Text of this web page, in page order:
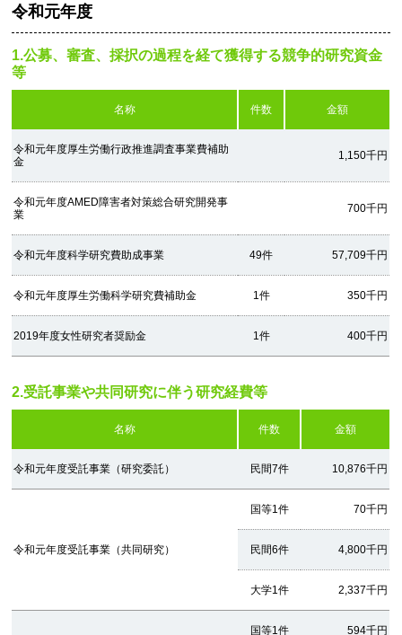
令和元年度
1.公募、審査、採択の過程を経て獲得する競争的研究資金
等
名称 件数 金額
令和元年度厚生労働行政推進調査事業費補助
金
1,150千円
令和元年度AMED障害者対策総合研究開発事
業
700千円
令和元年度科学研究費助成事業 49件 57,709千円
令和元年度厚生労働科学研究費補助金 1件 350千円
2019年度女性研究者奨励金 1件 400千円
2.受託事業や共同研究に伴う研究経費等
名称 件数 金額
令和元年度受託事業（研究委託） 民間7件 10,876千円
令和元年度受託事業（共同研究）
国等1件 70千円
民間6件 4,800千円
大学1件 2,337千円
国等1件 594千円